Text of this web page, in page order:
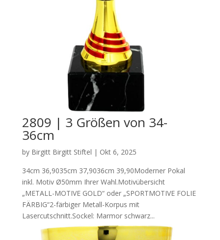
2809 | 3 Größen von 34-
36cm
by Birgitt Birgitt Stiftel | Okt 6, 2025
34cm 36,9035cm 37,9036cm 39,90Moderner Pokal
inkl. Motiv Ø50mm Ihrer Wahl.Motivübersicht
„METALL-MOTIVE GOLD“ oder „SPORTMOTIVE FOLIE
FÄRBIG“2-färbiger Metall-Korpus mit
Lasercutschnitt.Sockel: Marmor schwarz...